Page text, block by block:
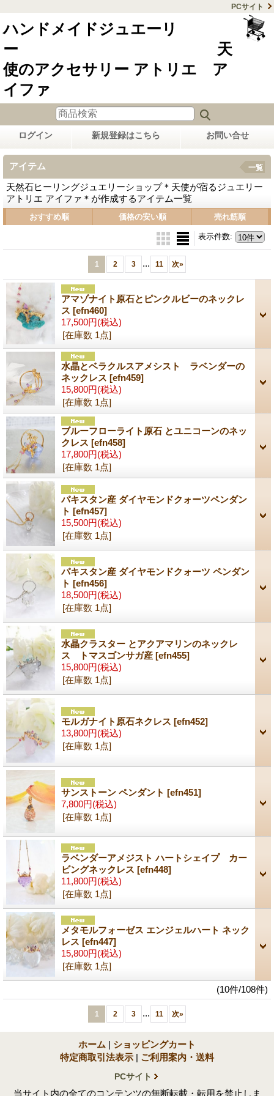
PCサイト
ハンドメイドジュエーリ
ー 天
使のアクセサリー アトリエ ア
イファ
ログイン 新規登録はこちら お問い合せ
アイテム
天然石ヒーリングジュエリーショップ＊天使が宿るジュエリー
アトリエ アイファ＊が作成するアイテム一覧
一覧
おすすめ順 価格の安い順 売れ筋順
表示件数:
1 2 3 ... 11 次»
アマゾナイト原石とピンクルビーのネックレ
ス [efn460]
17,500円(税込)
[在庫数 1点]
水晶とベラクルスアメシスト ラベンダーの
ネックレス [efn459]
15,800円(税込)
[在庫数 1点]
ブルーフローライト原石 とユニコーンのネッ
クレス [efn458]
17,800円(税込)
[在庫数 1点]
パキスタン産 ダイヤモンドクォーツペンダン
ト [efn457]
15,500円(税込)
[在庫数 1点]
パキスタン産 ダイヤモンドクォーツ ペンダン
ト [efn456]
18,500円(税込)
[在庫数 1点]
水晶クラスター とアクアマリンのネックレ
ス トマスゴンサガ産 [efn455]
15,800円(税込)
[在庫数 1点]
モルガナイト原石ネクレス [efn452]
13,800円(税込)
[在庫数 1点]
サンストーン ペンダント [efn451]
7,800円(税込)
[在庫数 1点]
ラベンダーアメジスト ハートシェイプ カー
ビングネックレス [efn448]
11,800円(税込)
[在庫数 1点]
メタモルフォーゼス エンジェルハート ネック
レス [efn447]
15,800円(税込)
[在庫数 1点]
(10件/108件)
1 2 3 ... 11 次»
ホーム | ショッピングカート
特定商取引法表示 | ご利用案内・送料
PCサイト
当サイト内の全てのコンテンツの無断転載・転用を禁止しま